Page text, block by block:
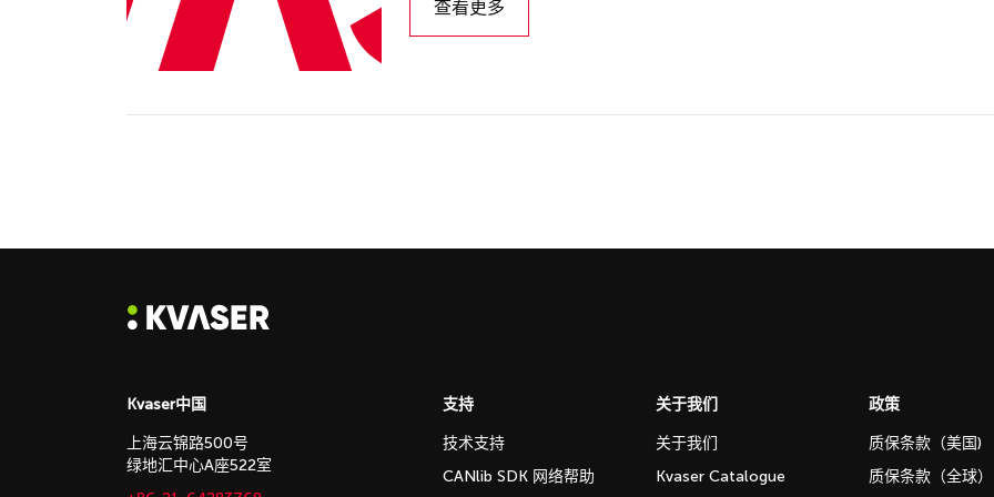
查看更多
Kvaser中国
上海云锦路500号
绿地汇中心A座522室
支持
技术支持
CANlib SDK 网络帮助
关于我们
关于我们
Kvaser Catalogue
政策
质保条款（美国)
质保条款（全球）